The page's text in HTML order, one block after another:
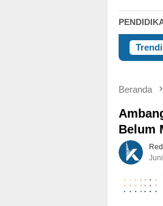
KKM 37 UNIBA
Beranda
Belum